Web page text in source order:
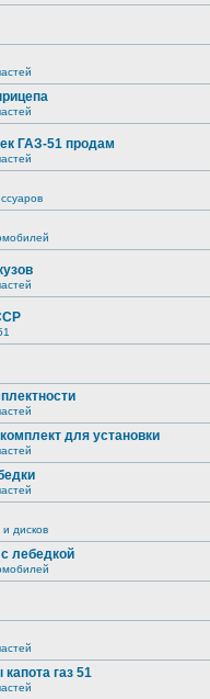
ГАЗ-51 продам
для установки
дисков
лебедкой
газ 51